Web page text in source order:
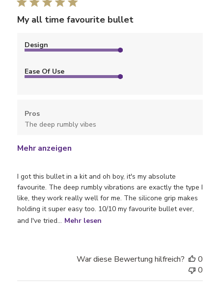
My all time favourite bullet
I got this bullet in a kit and oh boy, it's my absolute
favourite. The deep rumbly vibrations are exactly the type I
like, they work really well for me. The silicone grip makes
holding it super easy too. 10/10 my favourite bullet ever,
and I've tried... Mehr lesen
Design
Ease Of Use
Pros
The deep rumbly vibes
Mehr anzeigen
War diese Bewertung hilfreich?
0
0